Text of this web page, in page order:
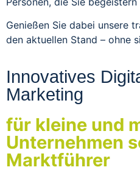
Genießen Sie dabei unsere
den aktuellen Stand – ohne
Innovatives
Marketing
für kleine und
Unternehmen
Marktführer